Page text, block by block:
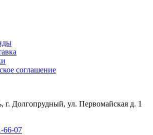
соглашение
г. Долгопрудный, ул. Первомайская д. 1
66-07